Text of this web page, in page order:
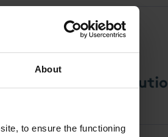
About
to ensure the functioning
a podílet se